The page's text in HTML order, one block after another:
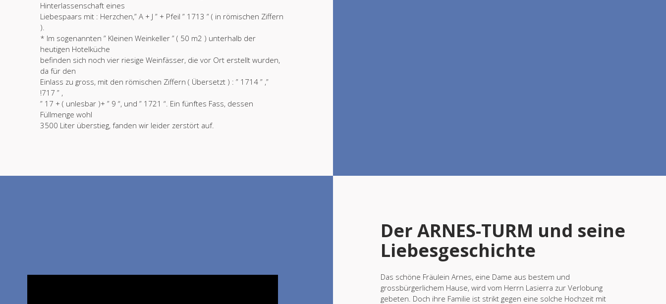
Hinterlassenschaft eines
Liebespaars mit : Herzchen,” A + J ” + Pfeil ” 1713 ” ( in römischen Ziffern
).
* Im sogenannten ” Kleinen Weinkeller ” ( 50 m2 ) unterhalb der
heutigen Hotelküche
befinden sich noch vier riesige Weinfässer, die vor Ort erstellt wurden,
da für den
Einlass zu gross, mit den römischen Ziffern ( Übersetzt ) : ” 1714 ” ,”
!717 ” ,
” 17 + ( unlesbar )+ ” 9 “, und ” 1721 “. Ein fünftes Fass, dessen
Füllmenge wohl
3500 Liter überstieg, fanden wir leider zerstört auf.
Der ARNES-TURM und seine
Liebesgeschichte
Das schöne Fräulein Arnes, eine Dame aus bestem und
grossbürgerlichem Hause, wird vom Herrn Lasierra zur Verlobung
gebeten. Doch ihre Familie ist strikt gegen eine solche Hochzeit mit